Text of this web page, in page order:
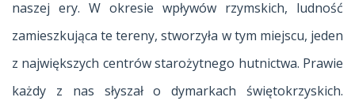
naszej ery. W okresie wpływów rzymskich, ludność
zamieszkująca te tereny, stworzyła w tym miejscu, jeden
z największych centrów starożytnego hutnictwa. Prawie
każdy z nas słyszał o dymarkach świętokrzyskich.